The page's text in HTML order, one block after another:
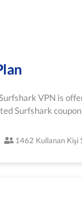
VPN is
Surfshark
1462 Kullanan Kişi